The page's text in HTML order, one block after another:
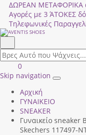
ΔΩΡΕΑΝ ΜΕΤΑΦΟΡΙΚΑ
Αγορές με 3 ΆΤΟΚΕΣ
Τηλεφωνικές
field.search
Είσοδος
|
ΚΑΛΑΘΙ
ΑΓΟΡΩΝ
0
Skip navigation
Toggle
Αρχική
ΓΥΝΑΙΚΕΙΟ
SNEAKER
Γυναικείο
Skechers 117497-